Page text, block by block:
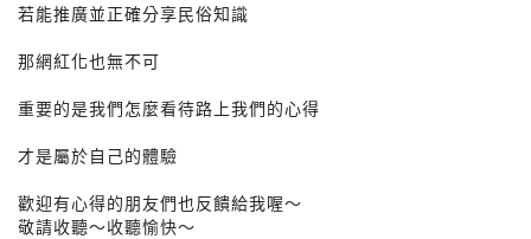
若能推廣並正確分享民俗知識
那網紅化也無不可
重要的是我們怎麼看待路上我們的心得
才是屬於自己的體驗
歡迎有心得的朋友們也反饋給我喔～
敬請收聽～收聽愉快～